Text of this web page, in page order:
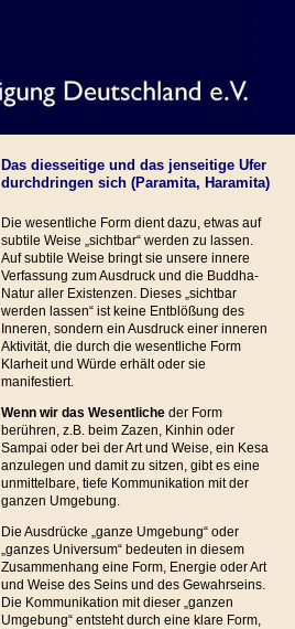
Das diesseitige und das jenseitige Ufer
durchdringen sich (Paramita, Haramita)
Die wesentliche Form dient dazu, etwas auf
subtile Weise „sichtbar“ werden zu lassen.
Auf subtile Weise bringt sie unsere innere
Verfassung zum Ausdruck und die Buddha-
Natur aller Existenzen. Dieses „sichtbar
werden lassen“ ist keine Entblößung des
Inneren, sondern ein Ausdruck einer inneren
Aktivität, die durch die wesentliche Form
Klarheit und Würde erhält oder sie
manifestiert.
Wenn wir das Wesentlicheder Form
berühren, z.B. beim Zazen, Kinhin oder
Sampai oder bei der Art und Weise, ein Kesa
anzulegen und damit zu sitzen, gibt es eine
unmittelbare, tiefe Kommunikation mit der
ganzen Umgebung.
Die Ausdrücke „ganze Umgebung“ oder
„ganzes Universum“ bedeuten in diesem
Zusammenhang eine Form, Energie oder Art
und Weise des Seins und des Gewahrseins.
Die Kommunikation mit dieser „ganzen
Umgebung“ entsteht durch eine klare Form,